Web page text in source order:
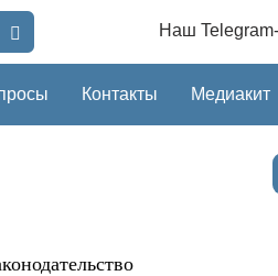
Наш
Контакты Медиакит